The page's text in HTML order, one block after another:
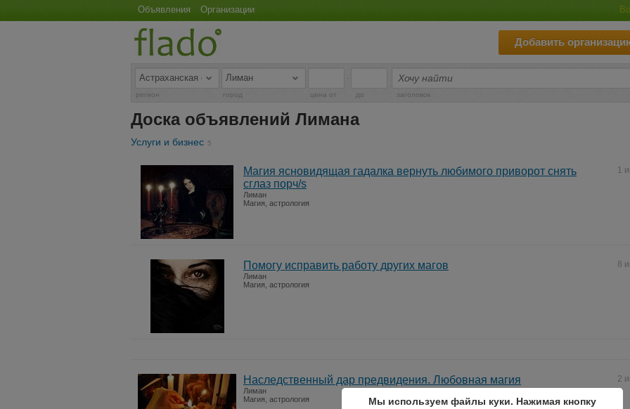
Объявления Организации
Добавить
-
регион город цена от до заголовок
Доска объявлений Лимана
Услуги и бизнес 5
1
Магия ясновидящая гадалка вернуть любимого приворот снять
сглаз порч/s
Лиман
Магия, астрология
8
Помогу исправить работу других магов
Лиман
Магия, астрология
2
Наследственный дар предвидения. Любовная магия
Лиман
Магия, астрология
Мы используем файлы куки. Нажимая кнопку